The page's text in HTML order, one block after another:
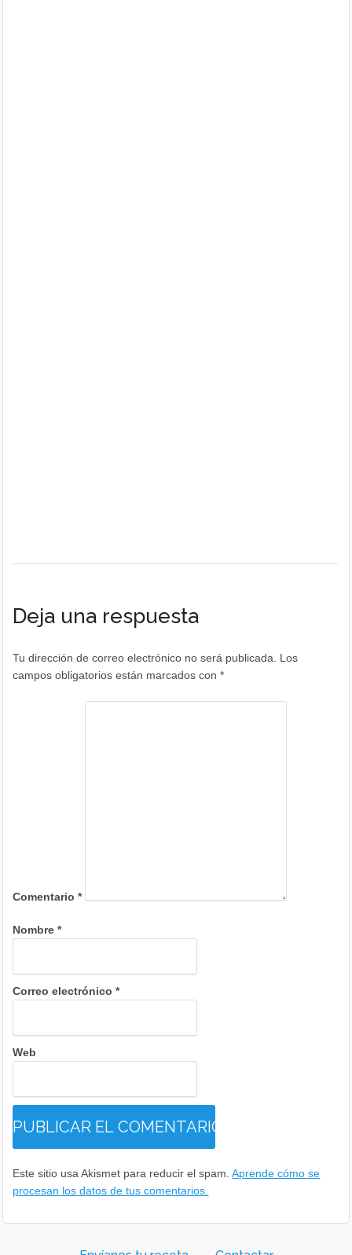
Deja una respuesta
Tu dirección de correo electrónico no será publicada.
Los
campos obligatorios están marcados con*
Comentario*
Nombre*
Correo electrónico*
Web
Este sitio usa Akismet para reducir el spam.Aprende cómo se
procesan los datos de tus comentarios.